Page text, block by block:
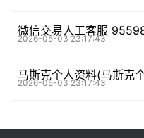
微信交易人工客服
2026-05-03 23:17:43
马斯克个人资料(马斯克
2026-05-03 23:17:43